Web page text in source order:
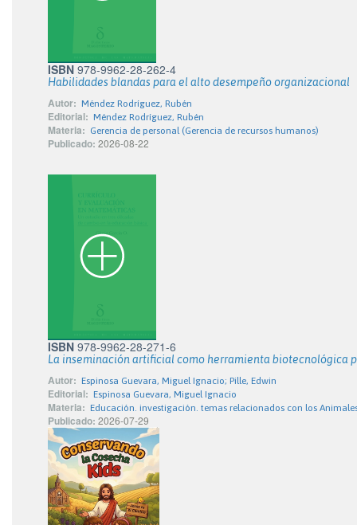
ISBN 978-9962-28-262-4
Habilidades blandas para el alto desempeño organizacional
Autor: Méndez Rodríguez, Rubén
Editorial: Méndez Rodríguez, Rubén
Materia: Gerencia de personal (Gerencia de recursos humanos)
Publicado: 2026-08-22
ISBN 978-9962-28-271-6
La inseminación artificial como herramienta biotecnológica
Autor: Espinosa Guevara, Miguel Ignacio; Pille, Edwin
Editorial: Espinosa Guevara, Miguel Ignacio
Materia: Educación. investigación. temas relacionados con los
Publicado: 2026-07-29